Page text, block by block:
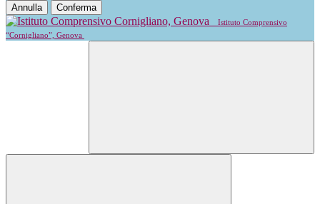
Annulla Conferma
Istituto Comprensivo
“Cornigliano”, Genova